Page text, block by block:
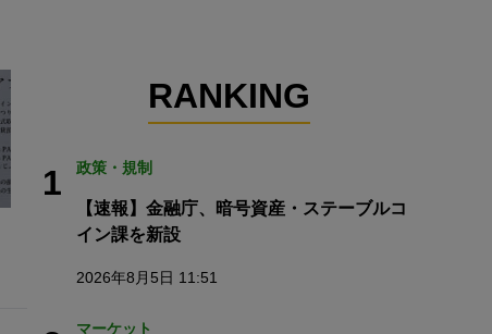
RANKING
1 政策・規制
【速報】金融庁、暗号資産・ステーブルコ
イン課を新設
2026年8月5日 11:51
マーケット